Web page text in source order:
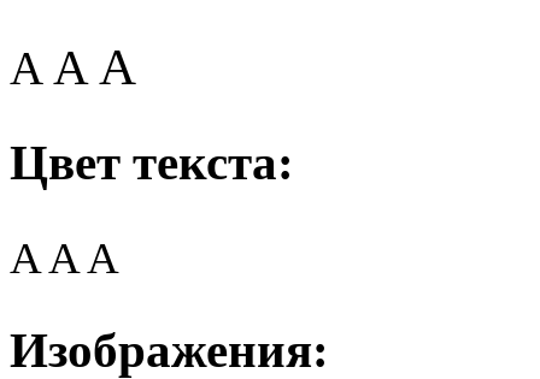
A AA
Цвет текста:
AAA
Изображения: